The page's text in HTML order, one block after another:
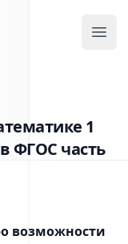
1
ФГОС часть
возможности